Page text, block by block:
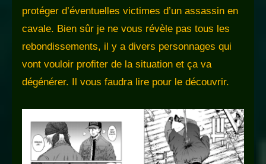
protéger d’éventuelles victimes d’un assassin en
cavale. Bien sûr je ne vous révèle pas tous les
rebondissements, il y a divers personnages qui
vont vouloir profiter de la situation et ça va
dégénérer. Il vous faudra lire pour le découvrir.